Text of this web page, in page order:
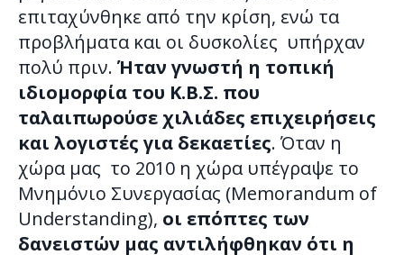
επιταχύνθηκε από την κρίση, ενώ τα
προβλήματα και οι δυσκολίες υπήρχαν
πολύ πριν. Ήταν γνωστή η τοπική
ιδιομορφία του Κ.Β.Σ. που
ταλαιπωρούσε χιλιάδες επιχειρήσεις
και λογιστές για δεκαετίες. Όταν η
χώρα μας το 2010 η χώρα υπέγραψε το
Μνημόνιο Συνεργασίας (Memorandum of
Understanding), οι επόπτες των
δανειστών μας αντιλήφθηκαν ότι η